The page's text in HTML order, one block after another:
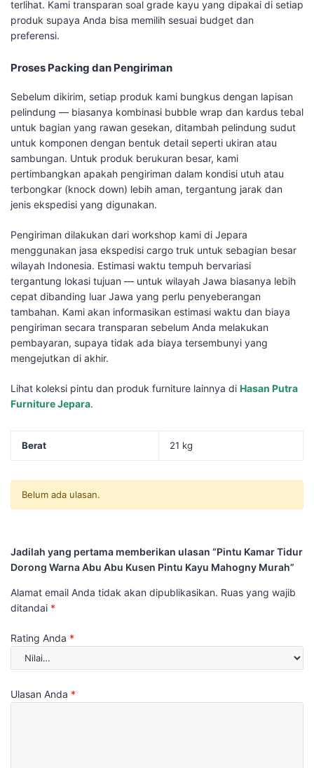
terlihat. Kami transparan soal grade kayu yang dipakai di setiap
produk supaya Anda bisa memilih sesuai budget dan
preferensi.
Proses Packing dan Pengiriman
Sebelum dikirim, setiap produk kami bungkus dengan lapisan
pelindung — biasanya kombinasi bubble wrap dan kardus tebal
untuk bagian yang rawan gesekan, ditambah pelindung sudut
untuk komponen dengan bentuk detail seperti ukiran atau
sambungan. Untuk produk berukuran besar, kami
pertimbangkan apakah pengiriman dalam kondisi utuh atau
terbongkar (knock down) lebih aman, tergantung jarak dan
jenis ekspedisi yang digunakan.
Pengiriman dilakukan dari workshop kami di Jepara
menggunakan jasa ekspedisi cargo truk untuk sebagian besar
wilayah Indonesia. Estimasi waktu tempuh bervariasi
tergantung lokasi tujuan — untuk wilayah Jawa biasanya lebih
cepat dibanding luar Jawa yang perlu penyeberangan
tambahan. Kami akan informasikan estimasi waktu dan biaya
pengiriman secara transparan sebelum Anda melakukan
pembayaran, supaya tidak ada biaya tersembunyi yang
mengejutkan di akhir.
Lihat koleksi pintu dan produk furniture lainnya di Hasan Putra
Furniture Jepara.
Berat 21 kg
Belum ada ulasan.
Jadilah yang pertama memberikan ulasan “Pintu Kamar Tidur
Dorong Warna Abu Abu Kusen Pintu Kayu Mahogny Murah”
Alamat email Anda tidak akan dipublikasikan. Ruas yang wajib
ditandai *
Rating Anda *
Ulasan Anda *